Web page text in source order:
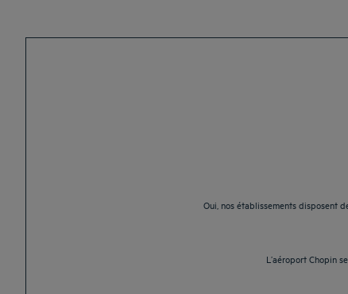
Oui, nos établissements disposent
L’aéroport Chopin